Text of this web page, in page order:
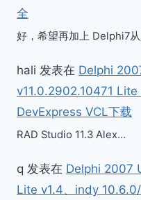
全
好，希望再加上 Delphi7
hali 发表在 Delphi
v11.0.2902.10471 Lite
DevExpress VCL下载
RAD Studio 11.3 Alex…
q 发表在 Delphi 2007
Lite v1.4、indy